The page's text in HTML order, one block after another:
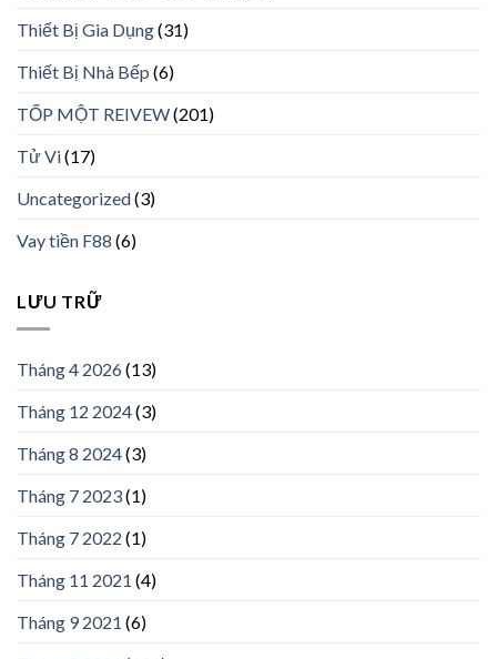
Thiết Bị Gia Dụng(31)
Thiết Bị Nhà Bếp (6)
TỐP MỘT REIVEW(201)
Tử Vi(17)
Uncategorized(3)
Vay tiền F88 (6)
LƯU TRỮ
Tháng 4 2026(13)
Tháng 12 2024(3)
Tháng 8 2024(3)
Tháng 7 2023(1)
Tháng 7 2022 (1)
Tháng 11 2021 (4)
Tháng 9 2021 (6)